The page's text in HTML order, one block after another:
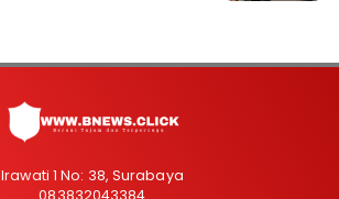
Irawati 1 No: 38, Surabaya